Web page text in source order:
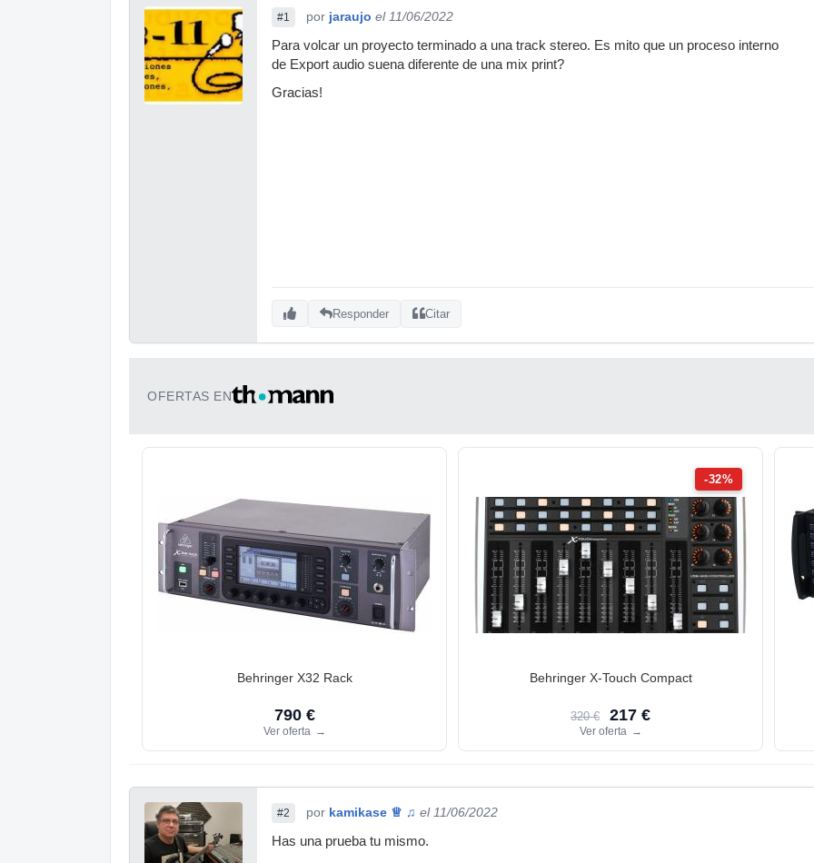
#1 por jaraujo el 11/06/2022
Para volcar un proyecto terminado a una track stereo. Es mito que un proceso interno
de Export audio suena diferente de una mix print?
Gracias!
Responder Citar
OFERTAS EN
Behringer X32 Rack
790 €
Ver oferta →
-32%
Behringer X-Touch Compact
320 € 217 €
Ver oferta →
#2 por kamikase ♕ ♫ el 11/06/2022
Has una prueba tu mismo.